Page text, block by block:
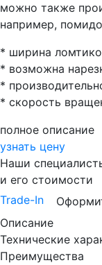
можно также
например,
* ширина
* возможна
*
* скорость
полное описание
узнать цену
Наши
и его стоимости
Trade-In
Описание
Технические
Преимущества